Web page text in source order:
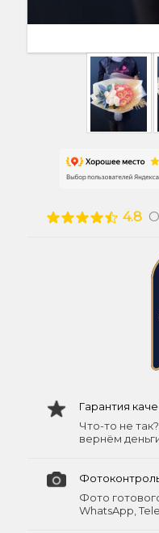
4.8
Гарантия
Что-то не
вернём
Фото
WhatsApp,